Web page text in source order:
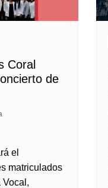
Coral
de
el
matriculados
Vocal,